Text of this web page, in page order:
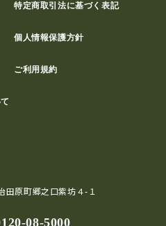
特定商取引法に基づく表記
個人情報保護方針
ご利用規約
原町郷之口紫坊４-１
08-5000